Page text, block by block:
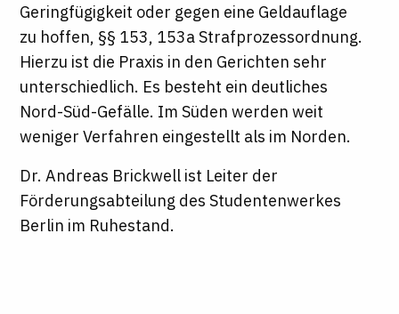
Geringfügigkeit oder gegen eine Geldauflage
zu hoffen, §§ 153, 153a Strafprozessordnung.
Hierzu ist die Praxis in den Gerichten sehr
unterschiedlich. Es besteht ein deutliches
Nord-Süd-Gefälle. Im Süden werden weit
weniger Verfahren eingestellt als im Norden.
Dr. Andreas Brickwell ist Leiter der
Förderungsabteilung des Studentenwerkes
Berlin im Ruhestand.